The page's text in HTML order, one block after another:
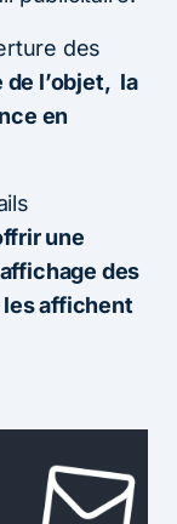
des
l’objet, la
en
une
des
les affichent